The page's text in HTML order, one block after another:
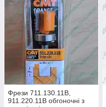
Фрези 711.130.11B,
911.220.11B обгоночні з